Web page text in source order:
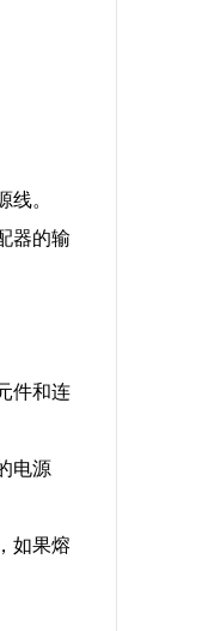
。
器的输
件和连
电源
如果熔